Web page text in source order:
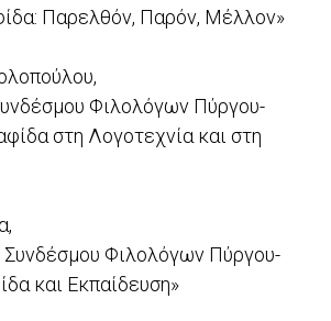
Παρελθόν, Παρόν, Μέλλον»
Φιλολόγων Πύργου-
στη Λογοτεχνία και στη
Συνδέσμου Φιλολόγων Πύργου-
και Εκπαίδευση»